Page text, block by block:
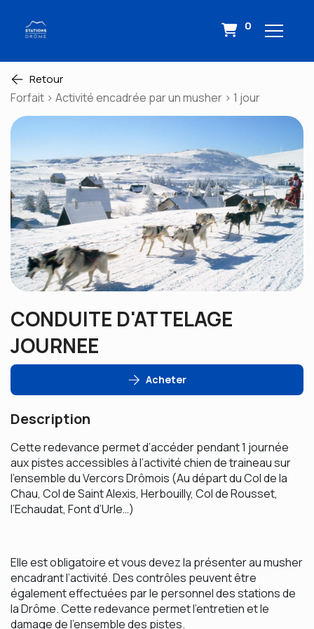
0
Retour
Forfait > Activité encadrée par un musher > 1 jour
CONDUITE D'ATTELAGE
JOURNEE
Acheter
Description
Cette redevance permet d’accéder pendant 1 journée
aux pistes accessibles à l’activité chien de traineau sur
l’ensemble du Vercors Drômois (Au départ du Col de la
Chau, Col de Saint Alexis, Herbouilly, Col de Rousset,
l’Echaudat, Font d’Urle…)
Elle est obligatoire et vous devez la présenter au musher
encadrant l’activité. Des contrôles peuvent être
également effectuées par le personnel des stations de
la Drôme. Cette redevance permet l’entretien et le
damage de l’ensemble des pistes.